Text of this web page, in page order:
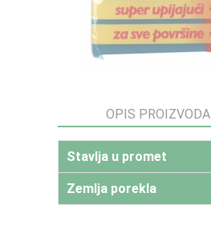
OPIS PROIZVODA
Stavlja u promet
Zemlja porekla